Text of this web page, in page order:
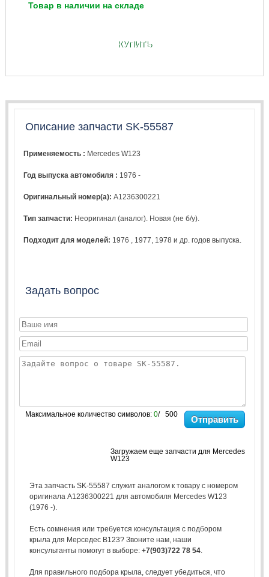
Товар в наличии на складе
КУПИТЬ
Описание запчасти SK-55587
Применяемость : Mercedes W123
Год выпуска автомобиля : 1976 -
Оригинальный номер(а):A1236300221
Тип запчасти: Неоригинал (аналог). Новая (не б/у).
Подходит для моделей: 1976 1977 1978 и др. годов выпуска.
Задать вопрос
Максимальное количество символов: 0/ 500 Отправить
Загружаем еще запчасти для Mercedes
W123
Эта запчасть SK-55587 служит аналогом к товару с номером
оригинала A1236300221 для автомобиля Mercedes W123
(1976 -).
Есть сомнения или требуется консультация с подбором
крыла для Мерседес В123? Звоните нам, наши
консультанты помогут в выборе: +7(903)722 78 54.
Для правильного подбора крыла, следует убедиться, что